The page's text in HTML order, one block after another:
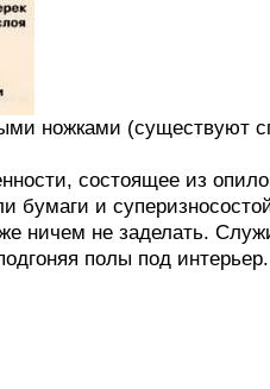
ножками (существуют
состоящее из
бумаги и
ничем не заделать.
полы под интерьер.